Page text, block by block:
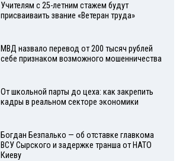
Учителям с 25-летним стажем будут
присваиваить звание «Ветеран труда»
МВД назвало перевод от 200 тысяч рублей
себе признаком возможного мошенничества
От школьной парты до цеха: как закрепить
кадры в реальном секторе экономики
Богдан Безпалько — об отставке главкома
ВСУ Сырского и задержке транша от НАТО
Киеву